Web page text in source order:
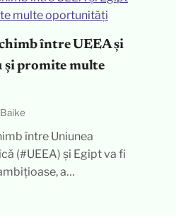
între UEEA și
și promite multe
între Uniunea
(#UEEA) și Egipt va fi
a…